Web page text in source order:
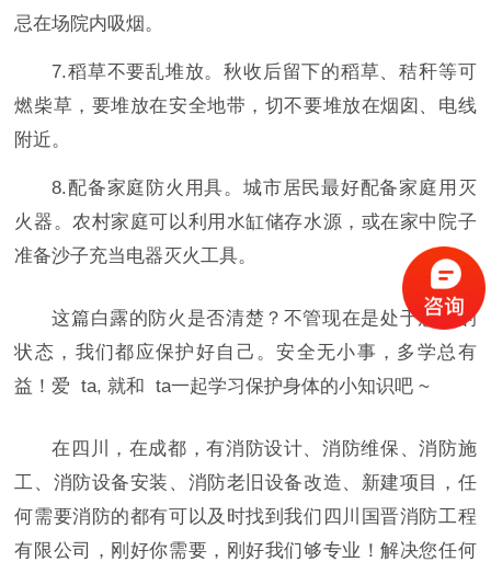
忌在场院内吸烟。
7.稻草不要乱堆放。秋收后留下的稻草、秸秆等可
燃柴草，要堆放在安全地带，切不要堆放在烟囱、电线
附近。
8.配备家庭防火用具。城市居民最好配备家庭用灭
火器。农村家庭可以利用水缸储存水源，或在家中院子
准备沙子充当电器灭火工具。
这篇白露的防火是否清楚？不管现在是处于怎样的
状态，我们都应保护好自己。安全无小事，多学总有
益！ 爱 ta, 就和 ta一起学习保护身体的小知识吧 ~
在四川，在成都，有消防设计、消防维保、消防施
工、消防设备安装、消防老旧设备改造、新建项目，任
何需要消防的都有可以及时找到我们四川国晋消防工程
有限公司，刚好你需要，刚好我们够专业！解决您任何